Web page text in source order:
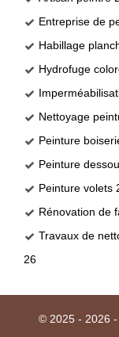
Entreprise de
Habillage
Hydrofuge
Nettoyage
Peinture
Peinture
Peinture volets
Rénovation de
Travaux de
26
© 2025 - 2026 -